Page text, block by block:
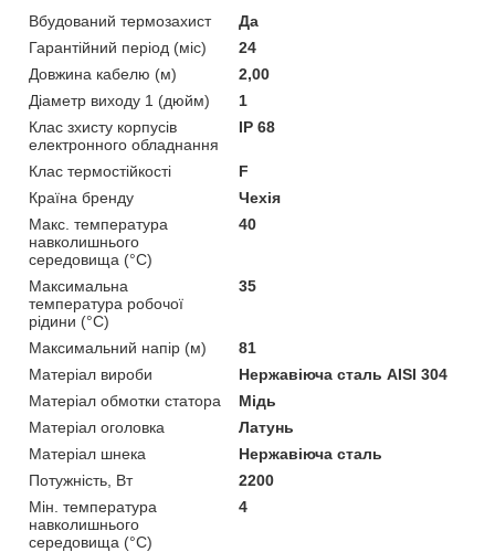
Вбудований термозахист
Да
Гарантійний період (міс)
24
Довжина кабелю (м)
2,00
Діаметр виходу 1 (дюйм)
1
Клас зхисту корпусів
електронного обладнання
IP 68
Клас термостійкості
F
Країна бренду
Чехія
Макс. температура
навколишнього
середовища (°C)
40
Максимальна
температура робочої
рідини (°C)
35
Максимальний напір (м)
81
Матеріал вироби
Нержавіюча сталь AISI 304
Матеріал обмотки статора
Мідь
Матеріал оголовка
Латунь
Матеріал шнека
Нержавіюча сталь
Потужність, Вт
2200
Мін. температура
навколишнього
середовища (°C)
4